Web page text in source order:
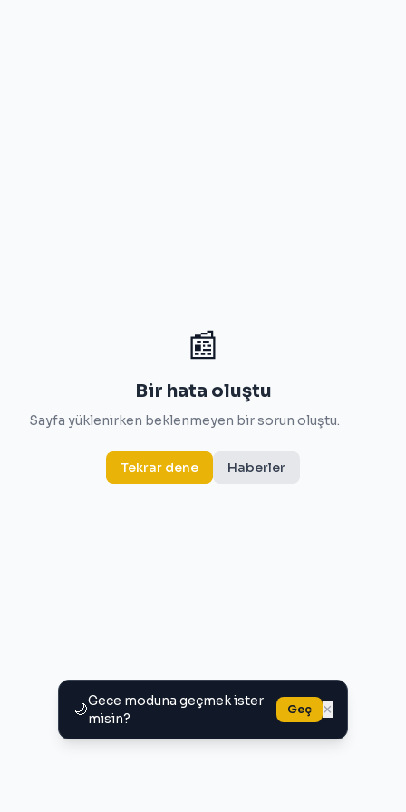
🌙Gece moduna geçmek ister
misin?
Geç ×
📰
Bir hata oluştu
Sayfa yüklenirken beklenmeyen bir sorun oluştu.
Tekrar dene Haberler